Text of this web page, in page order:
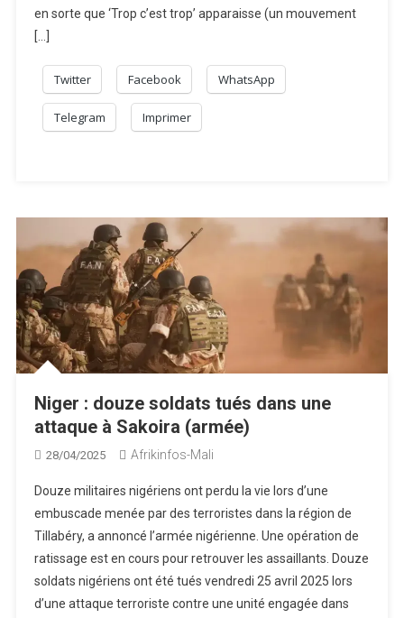
en sorte que ‘Trop c’est trop’ apparaisse (un mouvement
[…]
Twitter Facebook WhatsApp
Telegram Imprimer
Niger : douze soldats tués dans une
attaque à Sakoira (armée)
28/04/2025 Afrikinfos-Mali
Douze militaires nigériens ont perdu la vie lors d’une
embuscade menée par des terroristes dans la région de
Tillabéry, a annoncé l’armée nigérienne. Une opération de
ratissage est en cours pour retrouver les assaillants. Douze
soldats nigériens ont été tués vendredi 25 avril 2025 lors
d’une attaque terroriste contre une unité engagée dans